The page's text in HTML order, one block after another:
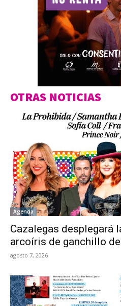
OTRAS NOTICIAS
Agenda
Cazalegas desplegará
arcoíris de ganchillo
agosto 7, 2026